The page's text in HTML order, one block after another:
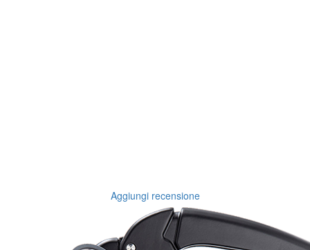
Aggiungi recensione